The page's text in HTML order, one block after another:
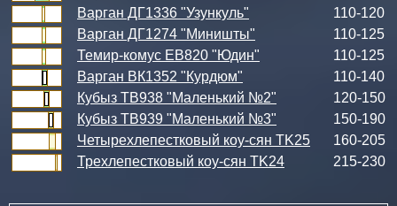
Варган ДГ1336 "Узункуль"
110-120
Варган ДГ1274 "Миништы"
110-125
Темир-комус ЕВ820 "Юдин"
110-125
Варган ВК1352 "Курдюм"
110-140
Кубыз ТВ938 "Маленький №2"
120-150
Кубыз ТВ939 "Маленький №3"
150-190
Четырехлепестковый коу-сян TK25
160-205
Трехлепестковый коу-сян TK24
215-230